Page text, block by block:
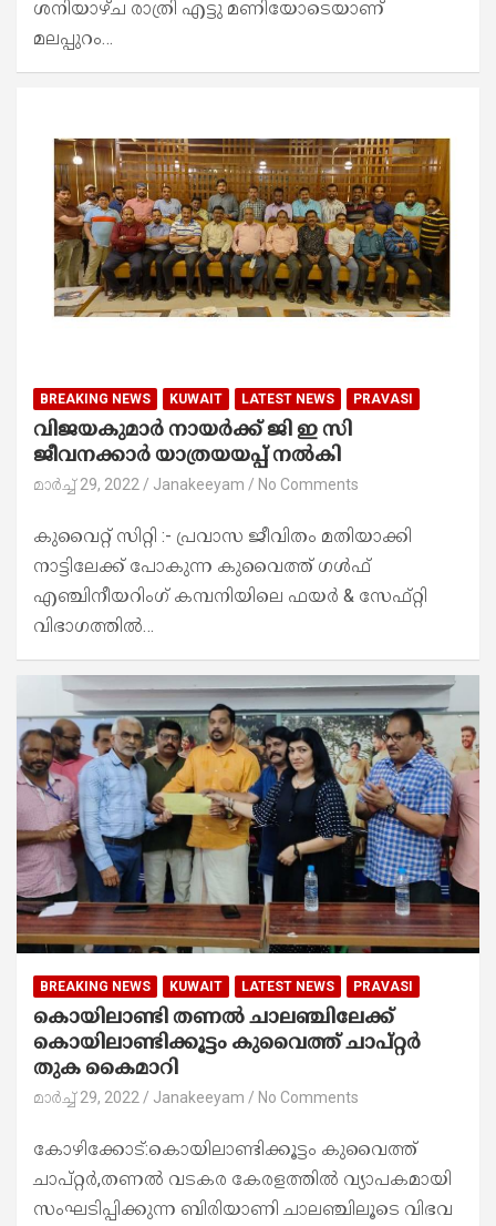
ശനിയാഴ്ച രാത്രി എട്ടു മണിയോടെയാണ്
മലപ്പുറം…
BREAKING NEWS KUWAIT LATEST NEWS PRAVASI
വിജയകുമാർ നായർക്ക് ജി ഇ സി
ജീവനക്കാർ യാത്രയയപ്പ് നൽകി
മാർച്ച്‌ 29, 2022 Janakeeyam No Comments
കുവൈറ്റ് സിറ്റി :- പ്രവാസ ജീവിതം മതിയാക്കി
നാട്ടിലേക്ക് പോകുന്ന കുവൈത്ത് ഗൾഫ്
എഞ്ചിനീയറിംഗ് കമ്പനിയിലെ ഫയർ & സേഫ്റ്റി
വിഭാഗത്തിൽ…
BREAKING NEWS KUWAIT LATEST NEWS PRAVASI
കൊയിലാണ്ടി തണൽ ചാലഞ്ചിലേക്ക്
കൊയിലാണ്ടിക്കൂട്ടം കുവൈത്ത് ചാപ്റ്റർ
തുക കൈമാറി
മാർച്ച്‌ 29, 2022 Janakeeyam No Comments
കോഴിക്കോട്:കൊയിലാണ്ടിക്കൂട്ടം കുവൈത്ത്
ചാപ്റ്റർ,തണൽ വടകര കേരളത്തിൽ വ്യാപകമായി
സംഘടിപ്പിക്കുന്ന ബിരിയാണി ചാലഞ്ചിലൂടെ വിഭവ